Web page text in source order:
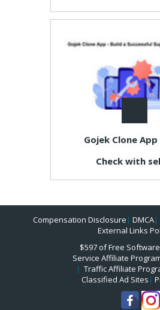
Gojek Clone App
Check with
Compensation Disclosure | DMCA|
External Links
$597 of Free Software
Service Affiliate
| Traffic Affiliate
Classified Ad Sites |